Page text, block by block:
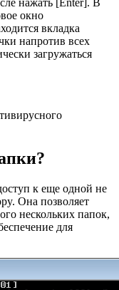
нажать [Enter]. В
окно
вкладка
напротив всех
загружаться
к еще одной не
Она позволяет
нескольких папок,
для